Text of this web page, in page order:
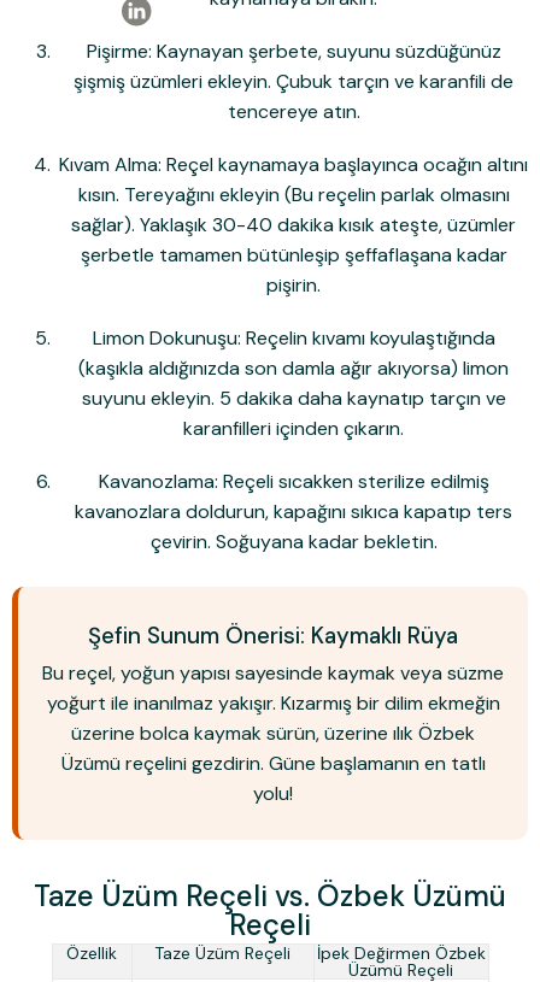
Pişirme: Kaynayan şerbete, suyunu süzdüğünüz
şişmiş üzümleri ekleyin. Çubuk tarçın ve karanfili de
tencereye atın.
Kıvam Alma: Reçel kaynamaya başlayınca ocağın altını
kısın. Tereyağını ekleyin (Bu reçelin parlak olmasını
sağlar). Yaklaşık30-40 dakikakısık ateşte, üzümler
şerbetle tamamen bütünleşip şeffaflaşana kadar
pişirin.
Limon Dokunuşu: Reçelin kıvamı koyulaştığında
(kaşıkla aldığınızda son damla ağır akıyorsa) limon
suyunu ekleyin. 5 dakika daha kaynatıp tarçın ve
karanfilleri içinden çıkarın.
Kavanozlama: Reçeli sıcakken sterilize edilmiş
kavanozlara doldurun, kapağını sıkıca kapatıp ters
çevirin. Soğuyana kadar bekletin.
Şefin Sunum Önerisi: Kaymaklı Rüya
Bu reçel, yoğun yapısı sayesinde kaymak veya süzme
yoğurt ile inanılmaz yakışır. Kızarmış bir dilim ekmeğin
üzerine bolca kaymak sürün, üzerine ılık Özbek
Üzümü reçelini gezdirin. Güne başlamanın en tatlı
yolu!
Taze Üzüm Reçeli vs. Özbek Üzümü
Reçeli
Özellik Taze Üzüm Reçeli İpek Değirmen Özbek
Üzümü Reçeli
İndirim Kazanma Şansı Yakala!
Kullanım Koşullarını kabul ediyorum
İndirimi Kazan
E-posta adresinizi girerek pazarlama ve tanıtım ile ilgili iletişim almayı kabul
edersiniz ve Gizlilik Politikamızı okuduğunuzu ve kabul ettiğinizi onaylarsınız.